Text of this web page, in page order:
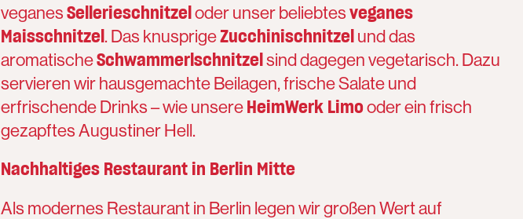
veganesSellerieschnitzeloder unser beliebtesveganes
Maisschnitzel. Das knusprigeZucchinischnitzelund das
aromatischeSchwammerlschnitzelsind dagegen vegetarisch. Dazu
servieren wir hausgemachte Beilagen, frische Salate und
erfrischende Drinks – wie unsereHeimWerk Limooder ein frisch
gezapftes Augustiner Hell.
Nachhaltiges Restaurant in Berlin Mitte
Als modernes Restaurant in Berlin legen wir großen Wert auf